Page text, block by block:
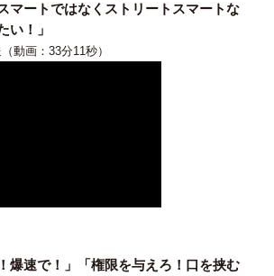
マートではなくストリートスマートな
い！」
動画：33分11秒）
爆速で！」「権限を与えろ！口を挟む